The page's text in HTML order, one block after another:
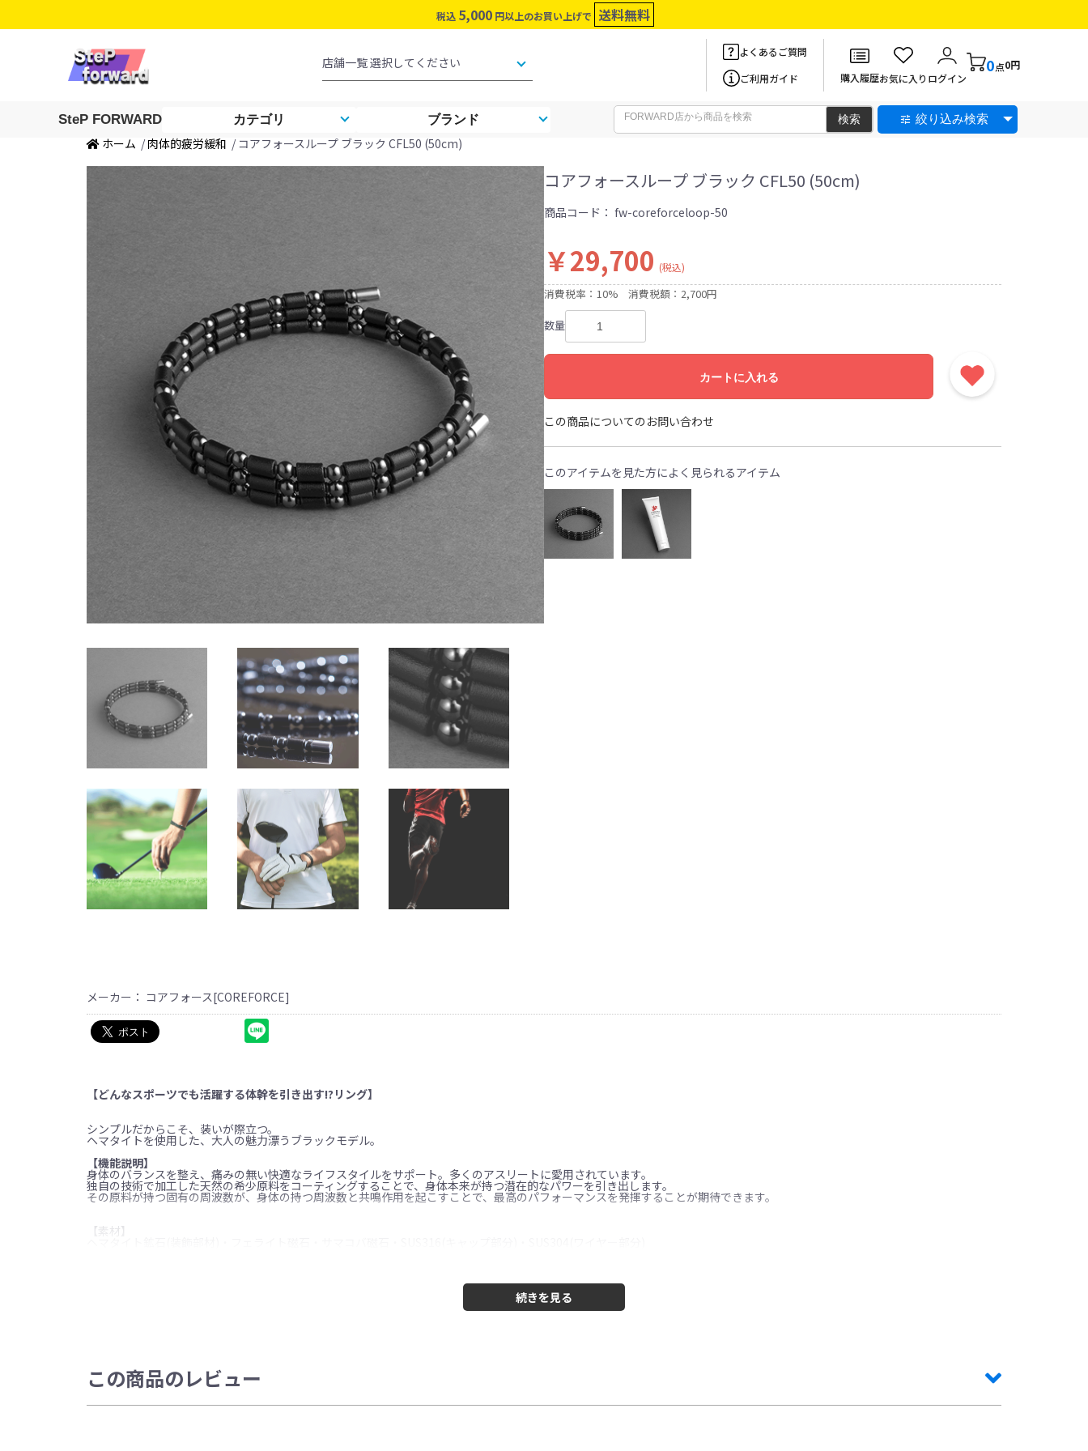
税込 5,000 円以上のお買い上げで 送料無料
よくあるご質問
ご利用ガイド
購入履歴お気に入りログイン
0点0円
SteP FORWARD カテゴリ ブランド 絞り込み検索
ホーム / 肉体的疲労緩和 / コアフォースループ ブラック CFL50 (50cm)
コアフォースループ ブラック CFL50 (50cm)
商品コード： fw-coreforceloop-50
￥29,700 (税込)
消費税率：10% 消費税額：2,700円
数量
カートに入れる
この商品についてのお問い合わせ
このアイテムを見た方によく見られるアイテム
メーカー： コアフォース[COREFORCE]
【どんなスポーツでも活躍する体幹を引き出す!?リング】
シンプルだからこそ、装いが際立つ。
ヘマタイトを使用した、大人の魅力漂うブラックモデル。
【機能説明】
身体のバランスを整え、痛みの無い快適なライフスタイルをサポート。多くのアスリートに愛用されています。
独自の技術で加工した天然の希少原料をコーティングすることで、身体本来が持つ潜在的なパワーを引き出します。
その原料が持つ固有の周波数が、身体の持つ周波数と共鳴作用を起こすことで、最高のパフォーマンスを発揮することが期待できます。
【素材】
この商品のレビュー